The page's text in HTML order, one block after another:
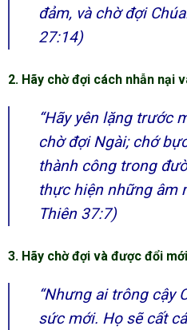
đảm, và chờ đợi
27:14)
2. Hãy chờ đợi cách nhẫn nại
“Hãy yên lặng trước
chờ đợi Ngài; chớ
thành công trong
thực hiện những âm
Thiên 37:7)
3. Hãy chờ đợi và được đổi mới
“Nhưng ai trông cậy
sức mới. Họ sẽ cất